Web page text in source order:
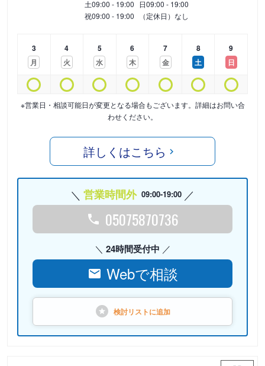
土09:00 - 19:00 日09:00 - 19:00
祝09:00 - 19:00 （定休日）なし
3
月
4
火
5
水
6
木
7
金
8
土
9
日
※営業日・相談可能日が変更となる場合もございます。詳細はお問い合
わせください。
詳しくはこちら
営業時間外 09:00-19:00
05075870736
24時間受付中
Webで相談
検討リストに追加